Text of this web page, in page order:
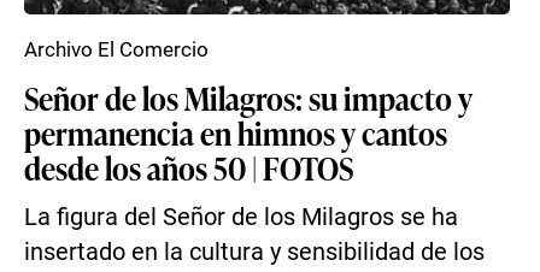
Señor de los Milagros: su impacto y
permanencia en himnos y cantos
desde los años 50 | FOTOS
La figura del Señor de los Milagros se ha
insertado en la cultura y sensibilidad de los
Archivo El Comercio